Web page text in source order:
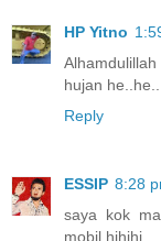
HP Yitno
hujan he..he..
Reply
ESSIP 8:28
saya kok
mobil hihihi